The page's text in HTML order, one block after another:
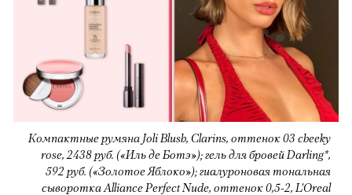
Компактные румяна Joli Blush, Clarins, оттенок 03 cheeky
rose, 2438 руб. («Иль де Ботэ»); гель для бровей Darling*,
592 руб. («Золотое Яблоко»); гиалуроновая тональная
сыворотка Alliance Perfect Nude, оттенок 0,5-2, L'Oreal